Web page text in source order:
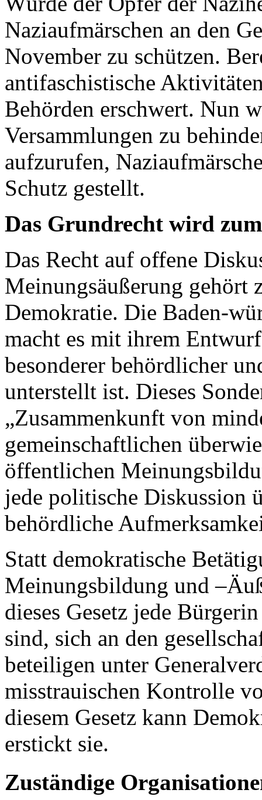
Naziaufmärschen an den
November zu schützen.
antifaschistische
Behörden erschwert. Nun
Versammlungen zu
aufzurufen,
Schutz gestellt.
Das Grundrecht wird
Das Recht auf offene
Meinungsäußerung gehört
Demokratie. Die Baden-
macht es mit ihrem
besonderer behördlicher
unterstellt ist. Dieses
„Zusammenkunft von
gemeinschaftlichen
öffentlichen
jede politische Diskussion
behördliche
Statt demokratische
Meinungsbildung und
dieses Gesetz jede
sind, sich an den
beteiligen unter
misstrauischen Kontrolle
diesem Gesetz kann
erstickt sie.
Zuständige